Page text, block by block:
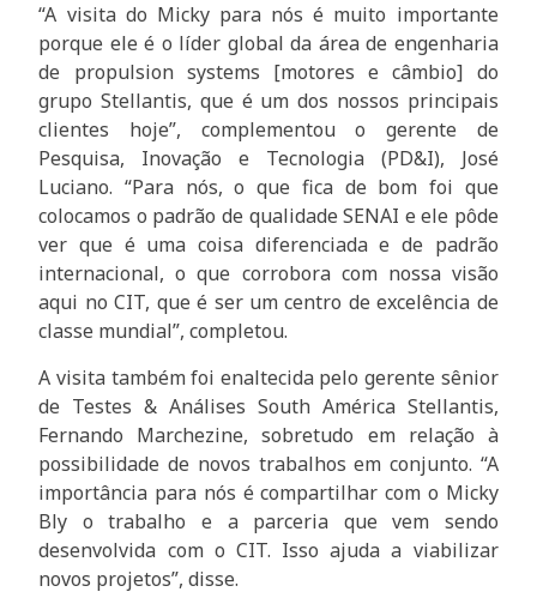
“A visita do Micky para nós é muito importante
porque ele é o líder global da área de engenharia
de propulsion systems [motores e câmbio] do
grupo Stellantis, que é um dos nossos principais
clientes hoje”, complementou o gerente de
Pesquisa, Inovação e Tecnologia (PD&I), José
Luciano. “Para nós, o que fica de bom foi que
colocamos o padrão de qualidade SENAI e ele pôde
ver que é uma coisa diferenciada e de padrão
internacional, o que corrobora com nossa visão
aqui no CIT, que é ser um centro de excelência de
classe mundial”, completou.
A visita também foi enaltecida pelo gerente sênior
de Testes & Análises South América Stellantis,
Fernando Marchezine, sobretudo em relação à
possibilidade de novos trabalhos em conjunto. “A
importância para nós é compartilhar com o Micky
Bly o trabalho e a parceria que vem sendo
desenvolvida com o CIT. Isso ajuda a viabilizar
novos projetos”, disse.